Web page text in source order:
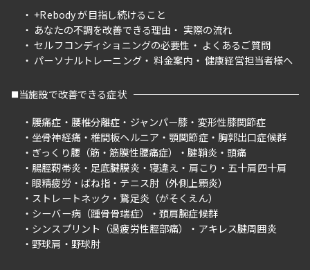
+Rebody が目指し続けること
あなたの不調を改善できる理由
実際の流れ
セルフコンディショニングの必要性
よくあるご質問
パーソナルトレーニング
料金案内 健康経営担当者様へ
当施設で改善できる症状
腰痛症
腰椎分離症 ジャンパー膝
変形性膝関節症
坐骨神経痛
椎間板ヘルニア 顎関節症
胸郭出口症候群
ぎっくり腰（筋・筋膜性腰痛症）
腱鞘炎
頭痛
腸脛靭帯炎
足底腱膜炎 寝違え 肩こり
五十肩四十肩
眼精疲労
ばね指
テニス肘（外側上顆炎）
ストレートネック
鵞足炎（がそくえん）
シーバー病（踵骨骨端症）
頚肩腕症候群
シンスプリント（過疲労性脛部痛）
アキレス腱周囲炎
野球肩
野球肘